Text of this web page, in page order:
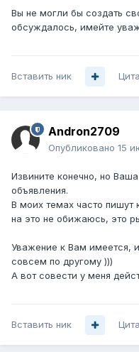
Вы не могли бы создать
обсуждалось, имейте
Вставить ник
Andron2709
Опубликовано 15
Извините конечно, но
объявления.
В моих темах часто пишут
на это не обижаюсь, это
Уважение к Вам имеется,
совсем по другому )))
А вот совести у меня
Вставить ник